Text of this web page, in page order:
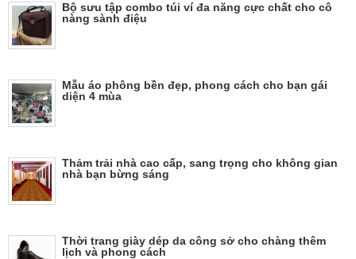
Bộ sưu tập combo túi ví đa năng cực chất cho cô
nàng sành điệu
Mẫu áo phông bền đẹp, phong cách cho bạn gái
diện 4 mùa
Thảm trải nhà cao cấp, sang trọng cho không gian
nhà bạn bừng sáng
Thời trang giày dép da công sở cho chàng thêm
lịch và phong cách